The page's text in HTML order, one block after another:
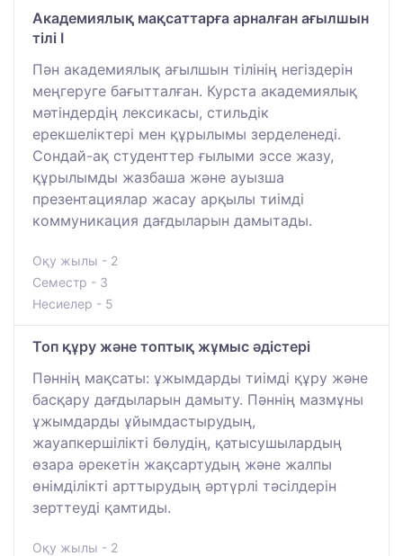
Академиялық мақсаттарға арналған ағылшын
тілі I
Пән академиялық ағылшын тілінің негіздерін
меңгеруге бағытталған. Курста академиялық
мәтіндердің лексикасы, стильдік
ерекшеліктері мен құрылымы зерделенеді.
Сондай-ақ студенттер ғылыми эссе жазу,
құрылымды жазбаша және ауызша
презентациялар жасау арқылы тиімді
коммуникация дағдыларын дамытады.
Оқу жылы - 2
Семестр - 3
Несиелер - 5
Топ құру және топтық жұмыс әдістері
Пәннің мақсаты: ұжымдарды тиімді құру және
басқару дағдыларын дамыту. Пәннің мазмұны
ұжымдарды ұйымдастырудың,
жауапкершілікті бөлудің, қатысушылардың
өзара әрекетін жақсартудың және жалпы
өнімділікті арттырудың әртүрлі тәсілдерін
зерттеуді қамтиды.
Оқу жылы - 2